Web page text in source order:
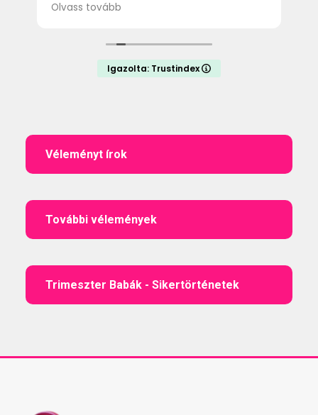
sikeresen megérkezett a kislányunk.
Olvass tovább
Igazolta: Trustindex
Véleményt írok
További vélemények
Trimeszter Babák - Sikertörténetek